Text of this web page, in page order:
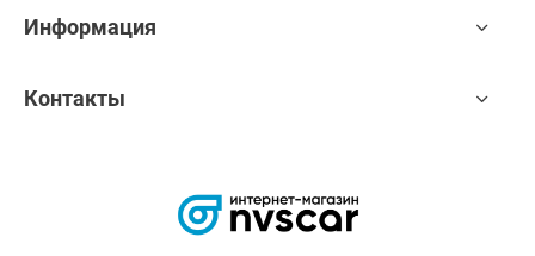
Информация
Контакты